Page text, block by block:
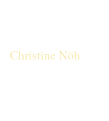
Christine Nöh